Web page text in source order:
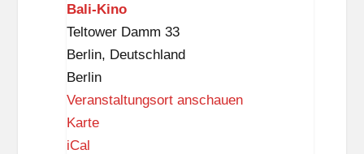
i
t
z
-
B
i
Bali-Kino
Teltower Damm 33
Berlin, Deutschland
Berlin
Veranstaltungsort anschauen
KarteB
iCal